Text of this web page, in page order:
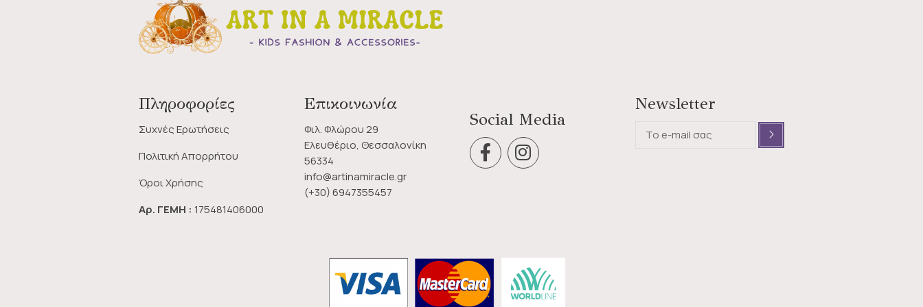
Πληροφορίες
Συχνές Ερωτήσεις
Πολιτική Απορρήτου
Όροι Χρήσης
Αρ. ΓΕΜΗ : 175481406000
Επικοινωνία
Φιλ. Φλώρου 29
Ελευθέριο, Θεσσαλονίκη
56334
info@artinamiracle.gr
(+30) 6947355457
Social Media
Newsletter